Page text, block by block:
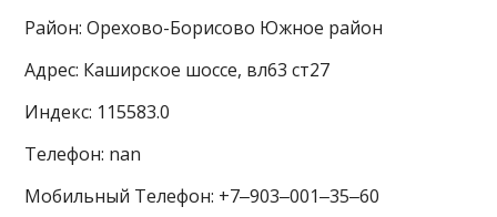
Район: Орехово-Борисово Южное район
Адрес: Каширское шоссе, вл63 ст27
Индекс: 115583.0
Телефон: nan
Мобильный Телефон: +7‒903‒001‒35‒60